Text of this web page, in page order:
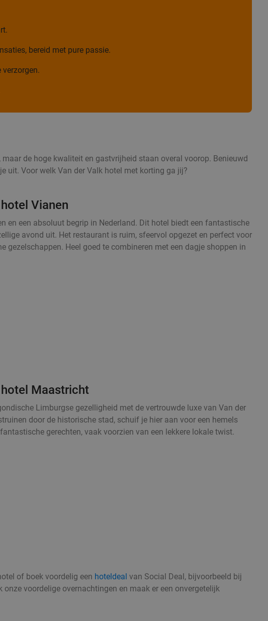
bereid met pure passie.
de hoge kwaliteit en gastvrijheid staan overal voorop. Benieuwd
uit. Voor welk Van der Valk hotel met korting ga jij?
Vianen
en een absoluut begrip in Nederland. Dit hotel biedt een fantastische
avond uit. Het restaurant is ruim, sfeervol opgezet en perfect voor
gezelschappen. Heel goed te combineren met een dagje shoppen in
Maastricht
Limburgse gezelligheid met de vertrouwde luxe van Van der
door de historische stad, schuif je hier aan voor een hemels
gerechten, vaak voorzien van een lekkere lokale twist.
of boek voordelig een hoteldeal van Social Deal, bijvoorbeeld bij
voordelige overnachtingen en maak er een onvergetelijk